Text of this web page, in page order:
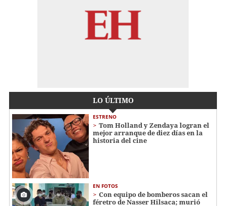
LO ÚLTIMO
ESTRENO
Tom Holland y Zendaya logran el
mejor arranque de diez días en la
historia del cine
EN FOTOS
Con equipo de bomberos sacan el
féretro de Nasser Hilsaca; murió